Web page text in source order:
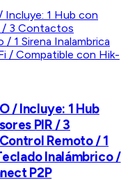
/ Incluye: 1 Hub
PIR / 3
Remoto / 1
Inalámbrico /
P2P